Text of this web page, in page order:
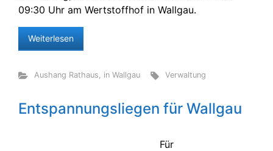
09:30 Uhr am Wertstoffhof in Wallgau.
Weiterlesen
Aushang Rathaus, in Wallgau Verwaltung
Entspannungsliegen für Wallgau
Für